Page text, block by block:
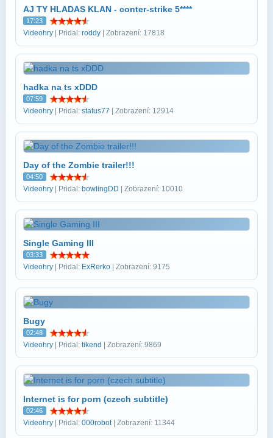
AJ TY HLADAS KLAN - conter-strike 5****
17:23
Videohry | Pridal: roddy | Zobrazení: 17818
hadka na ts xDDD
07:59
Videohry | Pridal: status77 | Zobrazení: 12914
Day of the Zombie trailer!!!
04:50
Videohry | Pridal: bowlingDD | Zobrazení: 10010
Single Gaming III
03:33
Videohry | Pridal: ExRerko | Zobrazení: 9175
Bugy
02:48
Videohry | Pridal: tikend | Zobrazení: 9869
Internet is for porn (czech subtitle)
02:46
Videohry | Pridal: 000robot| Zobrazení: 11344